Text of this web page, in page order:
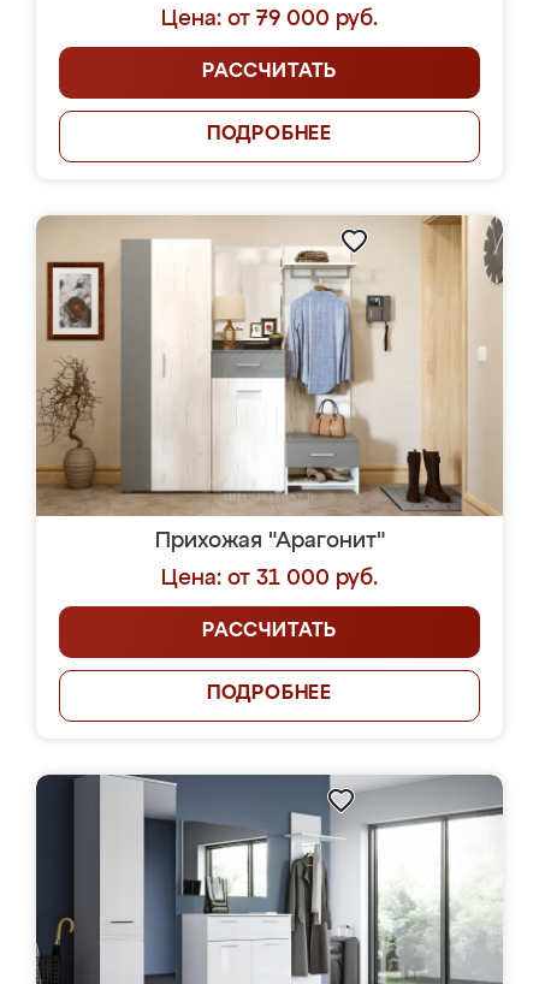
Цена: от 79 000 руб.
РАССЧИТАТЬ
ПОДРОБНЕЕ
Прихожая "Арагонит"
Цена: от 31 000 руб.
РАССЧИТАТЬ
ПОДРОБНЕЕ